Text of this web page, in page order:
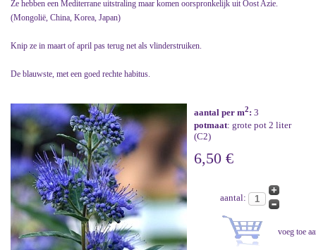
Ze hebben een Mediterrane uitstraling maar komen oorspronkelijk uit Oost Azie.
(Mongolië, China, Korea, Japan)
Knip ze in maart of april pas terug net als vlinderstruiken.
De blauwste, met een goed rechte habitus.
aantal per m2: 3
potmaat: grote pot 2 liter
(C2)
6,50 €
aantal: